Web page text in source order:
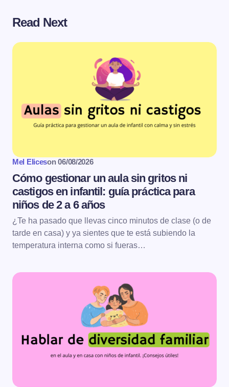
Read Next
Mel Eliceson 06/08/2026
Cómo gestionar un aula sin gritos ni
castigos en infantil: guía práctica para
niños de 2 a 6 años
¿Te ha pasado que llevas cinco minutos de clase (o de
tarde en casa) y ya sientes que te está subiendo la
temperatura interna como si fueras…